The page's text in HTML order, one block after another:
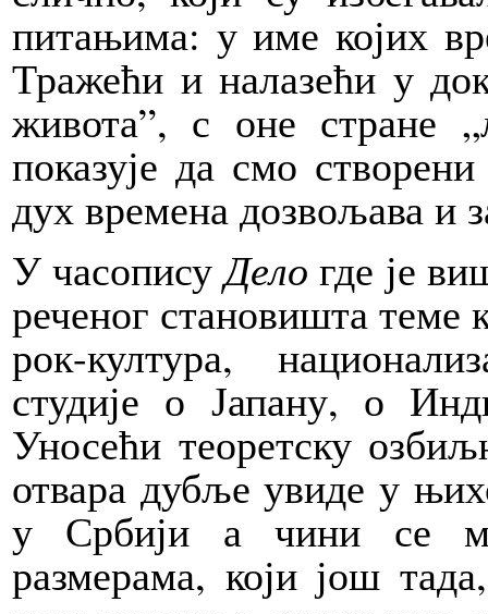
питањима: у име којих
Тражећи и налазећи у
живота”, с оне стране
показује да смо
дух времена дозвољава и
У часописуДело где је
реченог становишта теме
рок-култура,
студије о Јапану, о
Уносећи теоретску
отвара дубље увиде у
у Србији а чини се
размерама, који још